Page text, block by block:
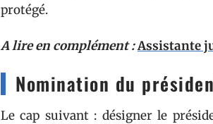
protégé.
A lire en complément :Assistante
Nomination du
Le cap suivant : désigner le